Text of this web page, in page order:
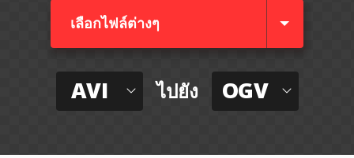
เลือกไฟล์ต่างๆ​
AVI ไปยัง OGV